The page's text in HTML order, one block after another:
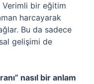
Verimli bir eğitim
harcayarak
Bu da sadece
gelişimi de
nasıl bir anlam